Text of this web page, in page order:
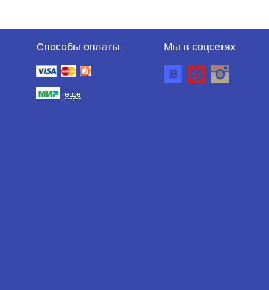
Способы оплаты
еще
Мы в соцсетях